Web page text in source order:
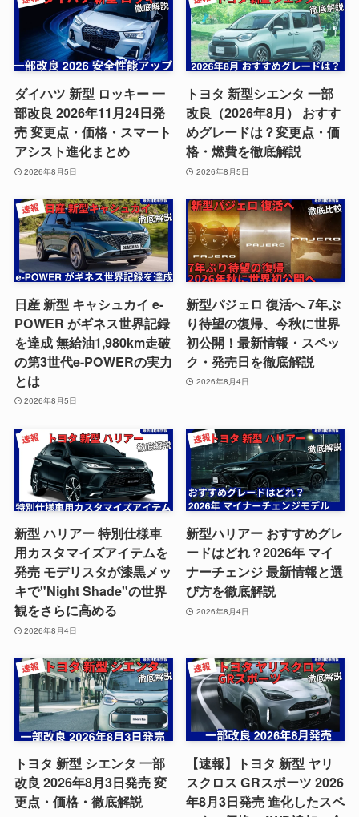
ダイハツ 新型 ロッキー 一
部改良 2026年11月24日発
売 変更点・価格・スマート
アシスト進化まとめ
2026年8月5日
トヨタ 新型シエンタ 一部
改良（2026年8月） おすす
めグレードは？変更点・価
格・燃費を徹底解説
2026年8月5日
日産 新型 キャシュカイ e-
POWER がギネス世界記録
を達成 無給油1,980km走破
の第3世代e-POWERの実力
とは
2026年8月5日
新型パジェロ 復活へ 7年ぶ
り待望の復帰、今秋に世界
初公開！最新情報・スペッ
ク・発売日を徹底解説
2026年8月4日
新型 ハリアー 特別仕様車
用カスタマイズアイテムを
発売 モデリスタが漆黒メッ
キで"Night Shade"の世界
観をさらに高める
2026年8月4日
新型ハリアー おすすめグレ
ードはどれ？2026年 マイ
ナーチェンジ 最新情報と選
び方を徹底解説
2026年8月4日
トヨタ 新型 シエンタ 一部
改良 2026年8月3日発売 変
更点・価格・徹底解説
【速報】トヨタ 新型 ヤリ
スクロス GRスポーツ 2026
年8月3日発売 進化したスペ